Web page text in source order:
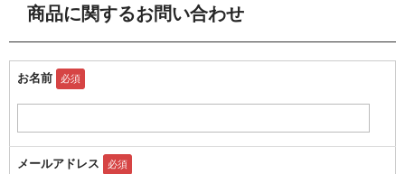
商品に関するお問い合わせ
お名前 必須
メールアドレス 必須